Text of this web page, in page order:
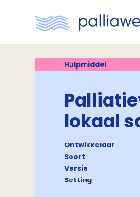
Hulpmiddel
lokaal
Ontwikkelaar
Soort
Versie
Setting